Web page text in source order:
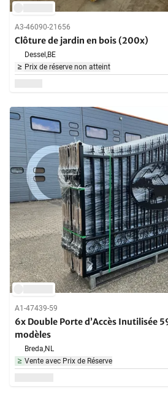
A3-46090-21656
Clôture de jardin en bois (200x)
Dessel,BE
Prix de réserve non atteint
A1-47439-59
6x Double Porte d’Accès Inutilisée
modèles
Breda,NL
Vente avec Prix de Réserve